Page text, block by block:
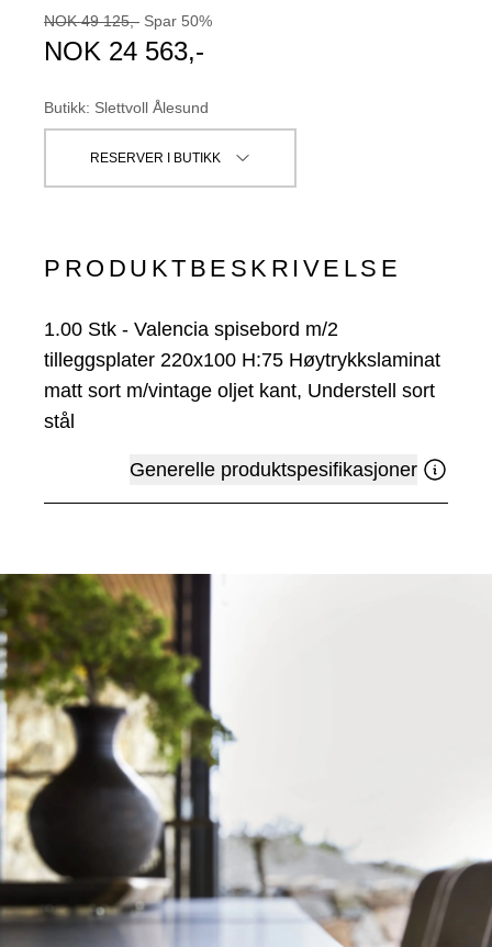
NOK 49 125,- Spar 50%
NOK 24 563,-
Butikk: Slettvoll Ålesund
RESERVER I BUTIKK
PRODUKTBESKRIVELSE
1.00 Stk - Valencia spisebord m/2
tilleggsplater 220x100 H:75 Høytrykkslaminat
matt sort m/vintage oljet kant, Understell sort
stål
Generelle produktspesifikasjoner